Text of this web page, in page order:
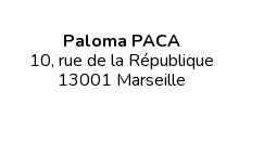
Paloma PACA
10, rue de la République
13001 Marseille